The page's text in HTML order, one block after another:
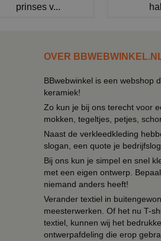
prinses v...
OVER
BBwebwinkel is een webshop
keramiek!
Zo kun je bij ons terecht voor
mokken, tegeltjes, petjes,
Naast de verkleedkleding
slogan, een quote je
Bij ons kun je simpel en snel
met een eigen ontwerp.
niemand anders heeft!
Verander textiel in
meesterwerken. Of het nu T-
textiel, kunnen wij het
ontwerpafdeling die erop